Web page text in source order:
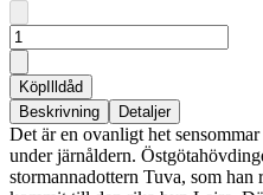
Köp Illdåd
Beskrivning
Detaljer
Det är en ovanligt het
under järnåldern.
stormannadottern Tuva, som